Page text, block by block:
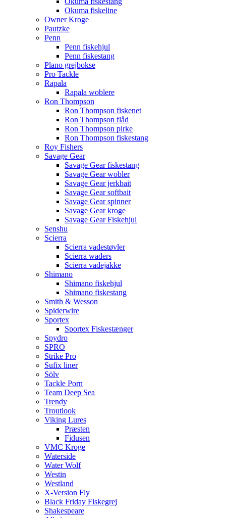
Okuma fiskeline
Owner Kroge
Pautzke
Penn
Penn fiskehjul
Penn fiskestang
Plano grejbokse
Pro Tackle
Rapala
Rapala woblere
Ron Thompson
Ron Thompson fiskenet
Ron Thompson flåd
Ron Thompson pirke
Ron Thompson fiskestang
Roy Fishers
Savage Gear
Savage Gear fiskestang
Savage Gear wobler
Savage Gear jerkbait
Savage Gear softbait
Savage Gear spinner
Savage Gear kroge
Savage Gear Fiskehjul
Senshu
Scierra
Scierra vadestøvler
Scierra waders
Scierra vadejakke
Shimano
Shimano fiskehjul
Shimano fiskestang
Smith & Wesson
Spiderwire
Sportex
Sportex Fiskestænger
Spydro
SPRO
Strike Pro
Sufix liner
Sölv
Tackle Porn
Team Deep Sea
Trendy
Troutlook
Viking Lures
Præsten
Fidusen
VMC Kroge
Waterside
Water Wolf
Westin
Westland
X-Version Fly
Black Friday Fiskegrej
Shakespeare